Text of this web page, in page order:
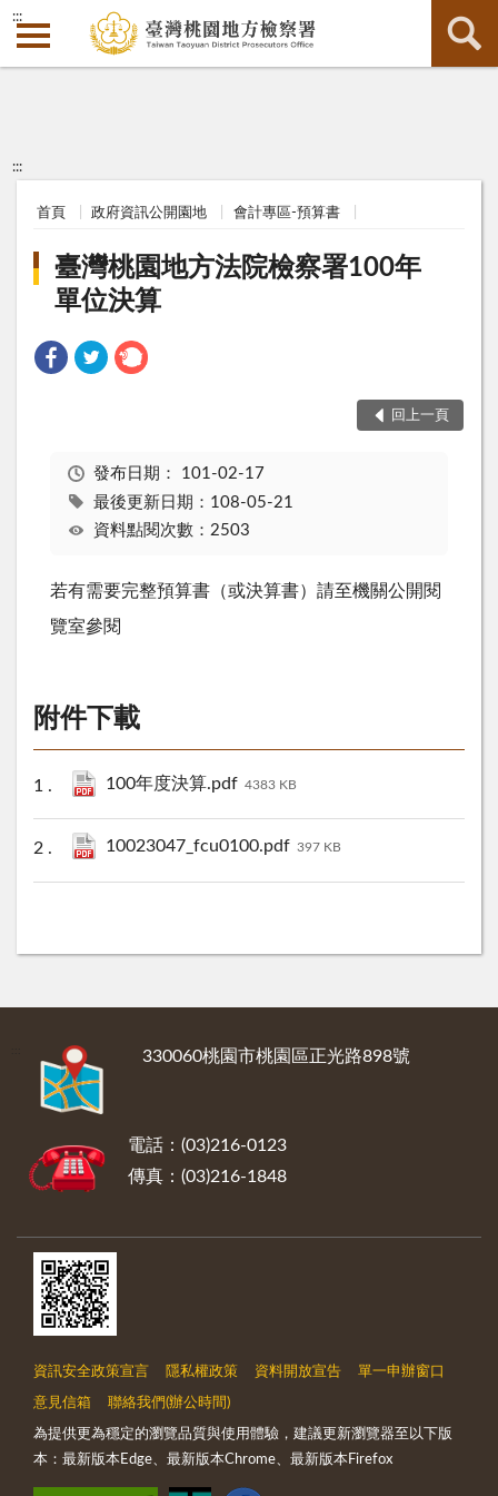
:::
:::
首頁 政府資訊公開園地 會計專區-預算書
臺灣桃園地方法院檢察署100年
單位決算
回上一頁
發布日期： 101-02-17
最後更新日期：108-05-21
資料點閱次數：2503
若有需要完整預算書（或決算書）請至機關公開閱
覽室參閱
附件下載
100年度決算.pdf 4383 KB
10023047_fcu0100.pdf 397 KB
330060桃園市桃園區正光路898號
電話：(03)216-0123
傳真：(03)216-1848
資訊安全政策宣言 隱私權政策 資料開放宣告 單一申辦窗口
意見信箱 聯絡我們(辦公時間)
為提供更為穩定的瀏覽品質與使用體驗，建議更新瀏覽器至以下版
本：最新版本Edge、最新版本Chrome、最新版本Firefox